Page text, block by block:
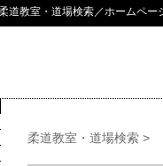
道教室・道場検索／ホームペー
柔道教室・道場検索 >